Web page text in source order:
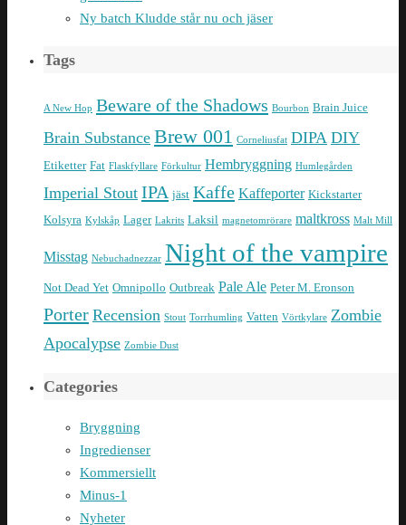
Ny batch Kludde står nu och jäser
Tags
A New Hop Beware of the Shadows Bourbon Brain Juice
Brain Substance Brew 001 Corneliusfat DIPA DIY
Etiketter Fat Flaskfyllare Förkultur Hembryggning Humlegården
Imperial Stout IPA jäst Kaffe Kaffeporter Kickstarter
Kolsyra Kylskåp Lager Lakrits Laksil magnetomrörare maltkross Malt Mill
Misstag Nebuchadnezzar Night of the vampire
Not Dead Yet Omnipollo Outbreak Pale Ale Peter M. Eronson
Porter Recension Stout Torrhumling Vatten Vörtkylare Zombie
Apocalypse Zombie Dust
Categories
Bryggning
Ingredienser
Kommersiellt
Minus-1
Nyheter